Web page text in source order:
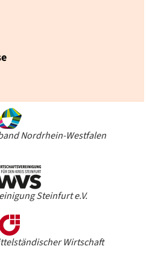
Nordrhein-Westfalen
Steinfurt e.V.
Wirtschaft